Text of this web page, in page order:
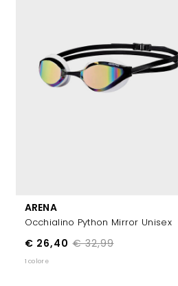
ARENA
Occhialino Python Mirror Unisex
€ 32,99
€ 26,40
1 colore